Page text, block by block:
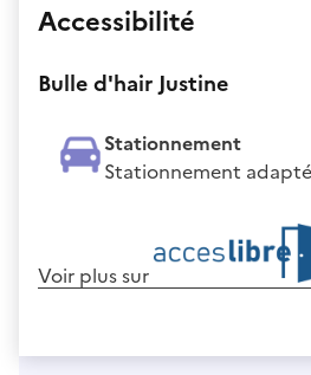
Accessibilité
Bulle d'hair Justine
Stationnement
Stationnement
Voir plus sur